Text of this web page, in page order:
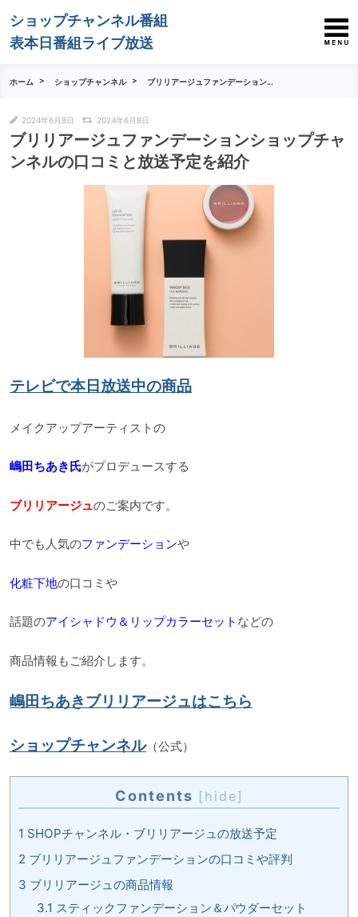
ショップチャンネル番組
表本日番組ライブ放送
ホーム ショップチャンネル ブリリアージュファンデーション...
2024年6月8日 2024年6月8日
ブリリアージュファンデーションショップチャ
ンネルの口コミと放送予定を紹介
テレビで本日放送中の商品
メイクアップアーティストの
嶋田ちあき氏がプロデュースする
ブリリアージュのご案内です。
中でも人気のファンデーションや
化粧下地の口コミや
話題のアイシャドウ＆リップカラーセット などの
商品情報も ご紹介します。
嶋田ちあきブリリアージュはこちら
ショップチャンネル（公式）
Contents [ hide]
1 SHOPチャンネル・ブリリアージュの放送予定
2 ブリリアージュファンデーションの口コミや評判
3 ブリリアージュの商品情報
3.1 スティックファンデーション＆パウダーセット